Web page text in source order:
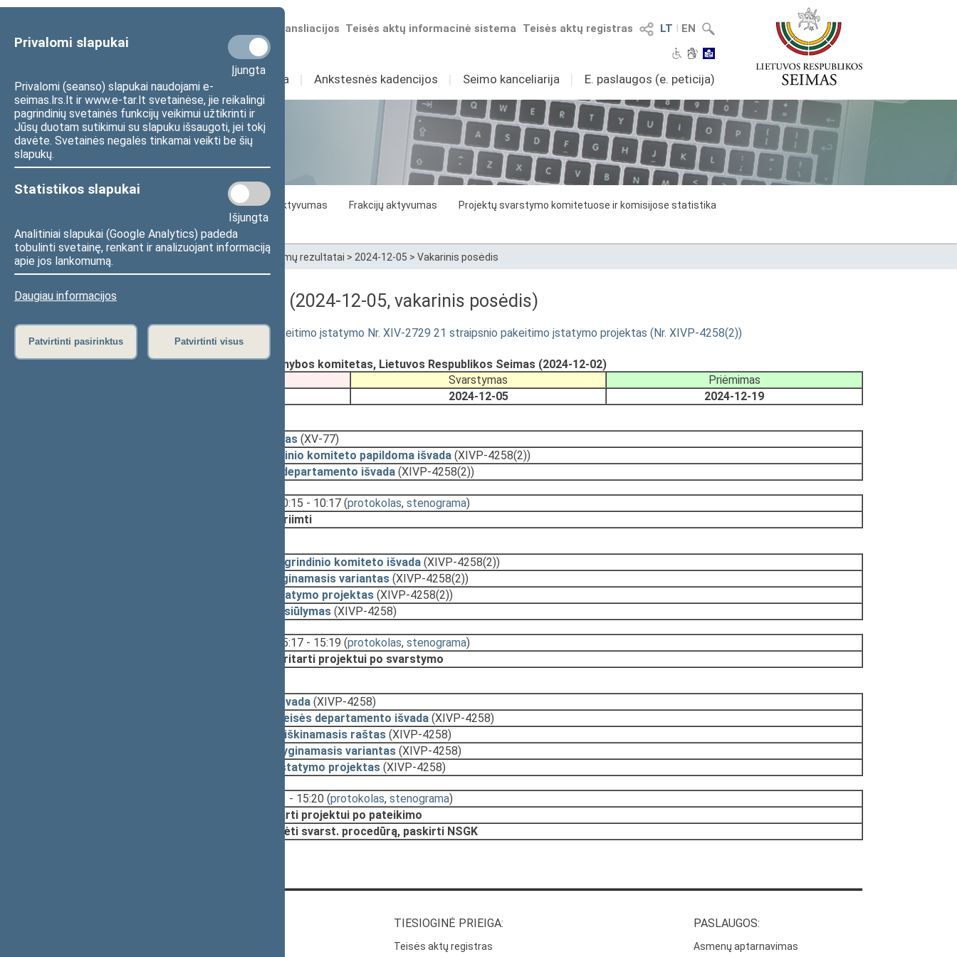
Privalomi slapukai
Įjungta
Privalomi (seanso) slapukai naudojami e-
seimas.lrs.lt ir www.e-tar.lt svetainėse, jie reikalingi
pagrindinių svetainės funkcijų veikimui užtikrinti ir
Jūsų duotam sutikimui su slapuku išsaugoti, jei tokį
davėte. Svetainės negalės tinkamai veikti be šių
slapukų.
Statistikos slapukai
Išjungta
Analitiniai slapukai (Google Analytics) padeda
tobulinti svetainę, renkant ir analizuojant informaciją
apie jos lankomumą.
Daugiau informacijos
Patvirtinti pasirinktus Patvirtinti visus
LT I EN
Teisės aktų registras
Teisės aktų informacinė sistema
Numatomos transliacijos
Sudėtis Veikla I Ankstesnės kadencijos I Seimo kanceliarija I E. paslaugos (e. peticija)
Statistika
Seimo narių aktyvumas Frakcijų aktyvumas
Projektų svarstymo komitetuose ir komisijose statistika
Seimo narių balsavimų rezultatai
Pradžia Seimo narių balsavimų rezultatai > 2024-12-05 > Vakarinis posėdis
Darbotvarkės klausimas (2024-12-05, vakarinis posėdis)
Karo prievolės įstatymo Nr. I-1593 pakeitimo įstatymo Nr. XIV-2729 21 straipsnio pakeitimo įstatymo projektas (Nr. XIVP-4258(2))
Pateikė:
Nacionalinio saugumo ir gynybos komitetas, Lietuvos Respublikos Seimas (2024-12-02)
Svarstymas
Priėmimas
2024-12-05 2024-12-19
Įstatymas (XV-77)
Pagrindinio komiteto papildoma išvada (XIVP-4258(2))
Teisės departamento išvada (XIVP-4258(2))
10:15 - 10:17 (protokolas, stenograma)
Priimti
Pagrindinio komiteto išvada (XIVP-4258(2))
Lyginamasis variantas (XIVP-4258(2))
Įstatymo projektas (XIVP-4258(2))
Pasiūlymas (XIVP-4258)
15:17 - 15:19 (protokolas, stenograma)
Pritarti projektui po svarstymo
Išvada (XIVP-4258)
Teisės departamento išvada (XIVP-4258)
Aiškinamasis raštas (XIVP-4258)
Lyginamasis variantas (XIVP-4258)
Įstatymo projektas (XIVP-4258)
15:13 - 15:20 (protokolas, stenograma)
Pritarti projektui po pateikimo
Pradėti svarst. procedūrą, paskirti NSGK
TIESIOGINĖ PRIEIGA:
Teisės aktų registras
PASLAUGOS:
Asmenų aptarnavimas